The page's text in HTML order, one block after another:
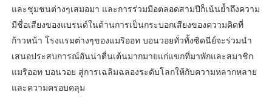
และชุมชนต่างๆเสมอมา และการร่วมมือตลอดสามปีก็เน้นย้ำถึงความ
มีชื่อเสียงของแบรนด์ในด้านการเป็นกระบอกเสียงของความคิดที่
ก้าวหน้า โรงแรมต่างๆของแมริออท บอนวอยทั่วทั้งซิดนีย์จะร่วมนำ
เสนอประสบการณ์อันน่าตื่นเต้นมากมายแก่แขกที่มาพักและสมาชิก
แมริออท บอนวอย สู่การเฉลิมฉลองระดับโลกให้กับความหลากหลาย
และความครอบคลุม